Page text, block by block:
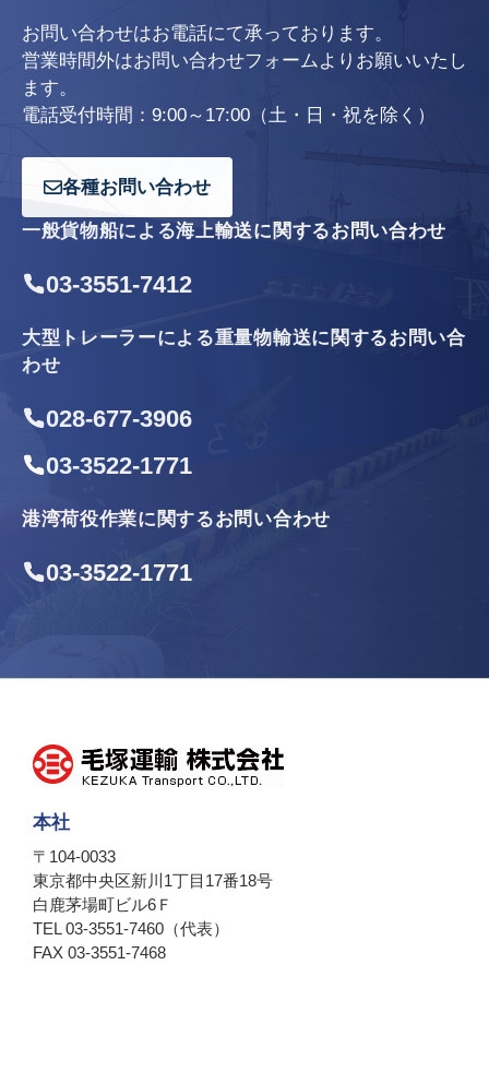
お問い合わせはお電話にて承っております。
営業時間外はお問い合わせフォームよりお願いいたし
ます。
電話受付時間：9:00～17:00（土・日・祝を除く）
各種お問い合わせ
一般貨物船による海上輸送に関するお問い合わせ
03-3551-7412
大型トレーラーによる重量物輸送に関するお問い合
わせ
028-677-3906
03-3522-1771
港湾荷役作業に関するお問い合わせ
03-3522-1771
本社
〒104-0033
東京都中央区新川1丁目17番18号
白鹿茅場町ビル6Ｆ
TEL 03-3551-7460（代表）
FAX 03-3551-7468